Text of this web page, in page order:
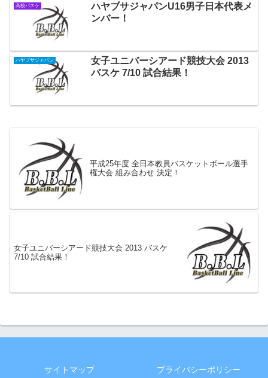
高校バスケ
ハヤブサジャパンU16男子日本代表メ
ンバー！
ハヤブサジャパン
女子ユニバーシアード競技大会 2013
バスケ 7/10 試合結果！
平成25年度 全日本教員バスケットボール選手
権大会 組み合わせ 決定！
女子ユニバーシアード競技大会 2013 バスケ
7/10 試合結果！
サイトマップ プライバシーポリシー